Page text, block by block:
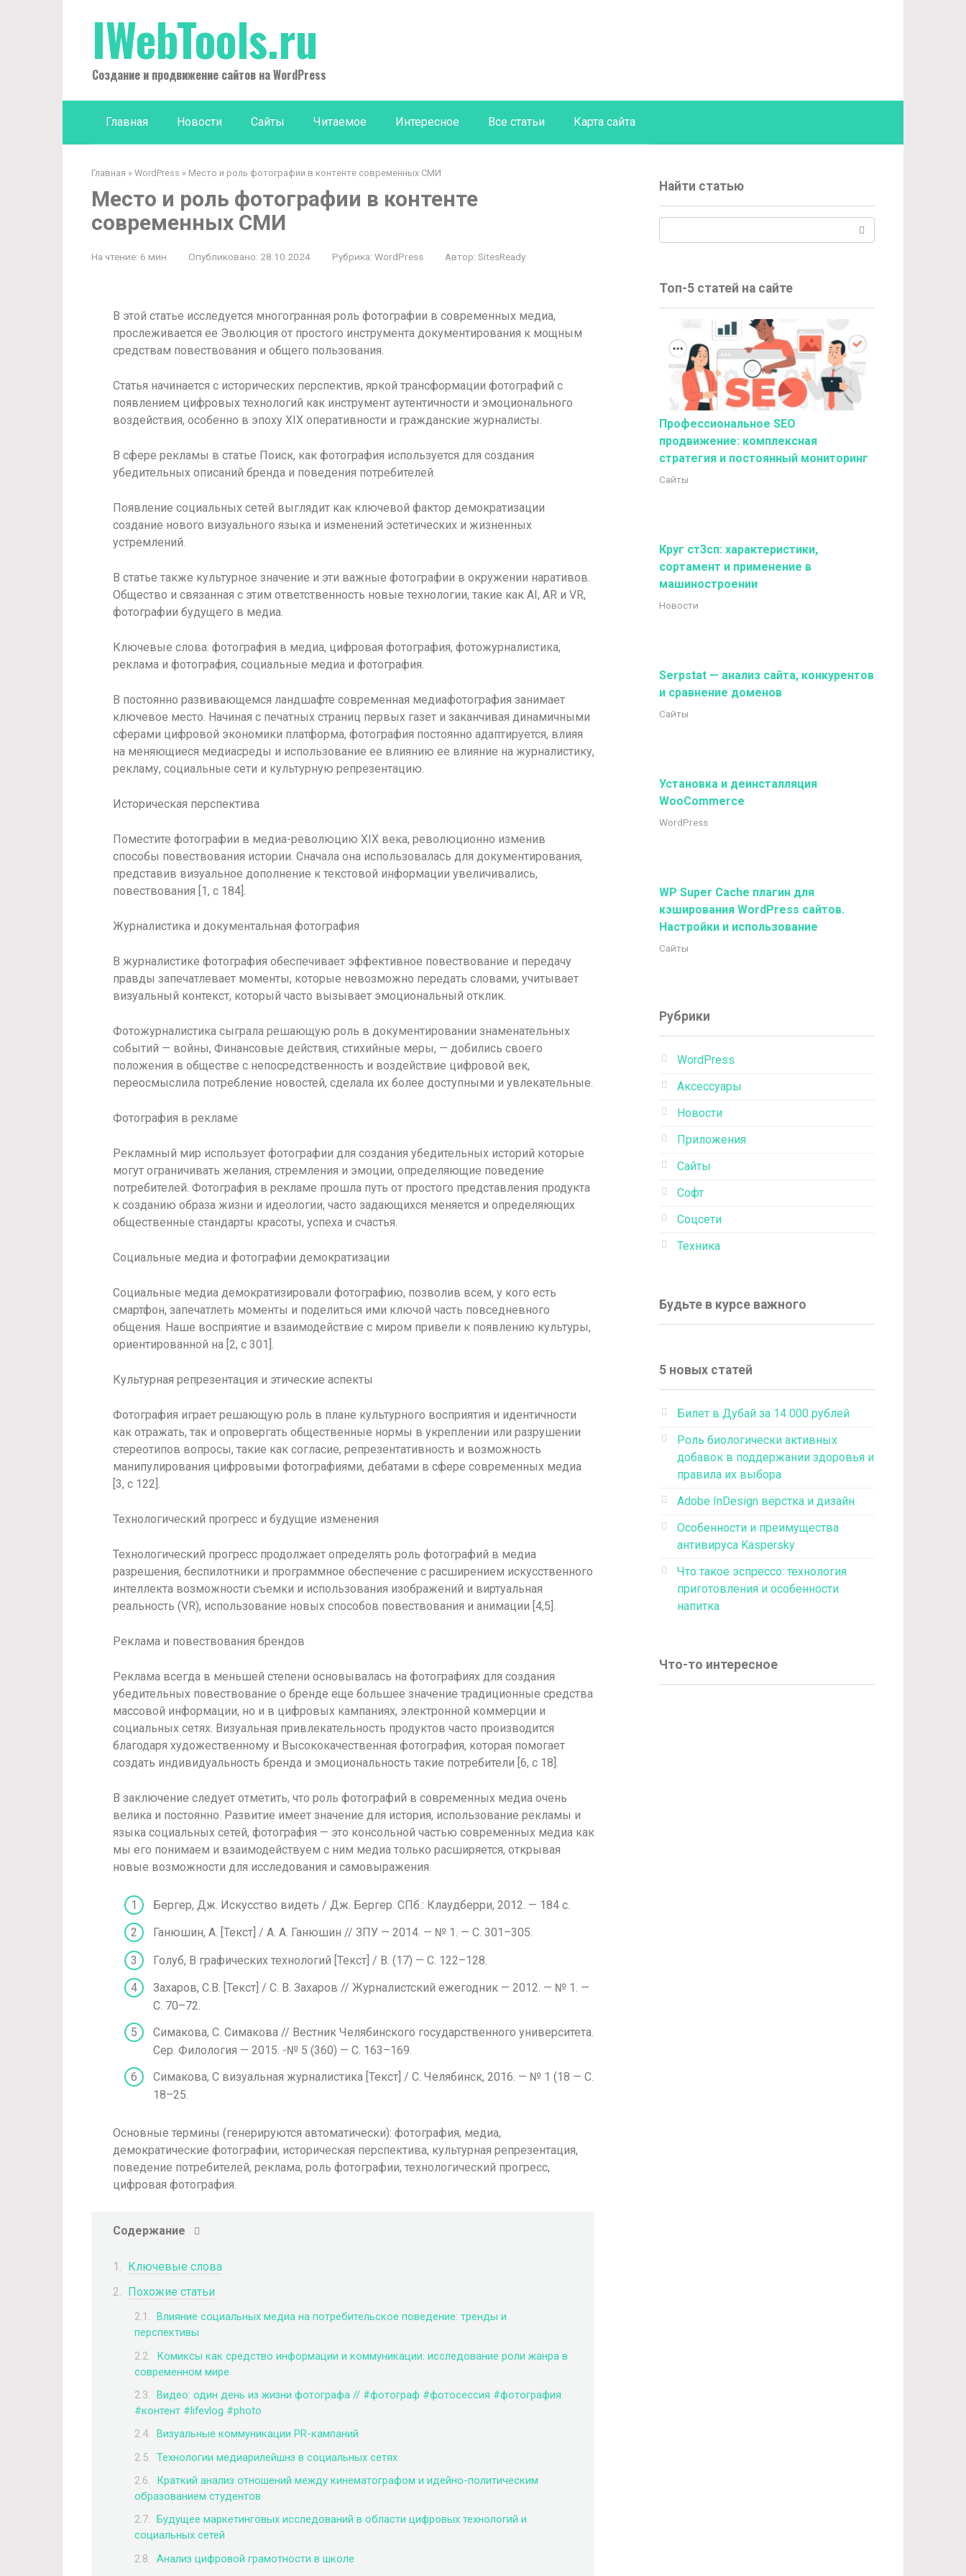
IWebTools.ru
Создание и продвижение сайтов на WordPress
Главная Новости Сайты Читаемое Интересное Все статьи Карта сайта
Главная » WordPress » Место и роль фотографии в контенте современных СМИ
Место и роль фотографии в контенте
современных СМИ
На чтение: 6 мин Опубликовано: 28.10.2024 Рубрика: WordPress Автор: SitesReady
В этой статье исследуется многогранная роль фотографии в современных медиа,
прослеживается ее Эволюция от простого инструмента документирования к мощным
средствам повествования и общего пользования.
Статья начинается с исторических перспектив, яркой трансформации фотографий с
появлением цифровых технологий как инструмент аутентичности и эмоционального
воздействия, особенно в эпоху XIX оперативности и гражданские журналисты.
В сфере рекламы в статье Поиск, как фотография используется для создания
убедительных описаний бренда и поведения потребителей.
Появление социальных сетей выглядит как ключевой фактор демократизации
создание нового визуального языка и изменений эстетических и жизненных
устремлений.
В статье также культурное значение и эти важные фотографии в окружении наративов.
Общество и связанная с этим ответственность новые технологии, такие как AI, AR и VR,
фотографии будущего в медиа.
Ключевые слова: фотография в медиа, цифровая фотография, фотожурналистика,
реклама и фотография, социальные медиа и фотография.
В постоянно развивающемся ландшафте современная медиафотография занимает
ключевое место. Начиная с печатных страниц первых газет и заканчивая динамичными
сферами цифровой экономики платформа, фотография постоянно адаптируется, влияя
на меняющиеся медиасреды и использование ее влиянию ее влияние на журналистику,
рекламу, социальные сети и культурную репрезентацию.
Историческая перспектива
Поместите фотографии в медиа-революцию XIX века, революционно изменив
способы повествования истории. Сначала она использовалась для документирования,
представив визуальное дополнение к текстовой информации увеличивались,
повествования [1, с 184].
Журналистика и документальная фотография
В журналистике фотография обеспечивает эффективное повествование и передачу
правды запечатлевает моменты, которые невозможно передать словами, учитывает
визуальный контекст, который часто вызывает эмоциональный отклик.
Фотожурналистика сыграла решающую роль в документировании знаменательных
событий — войны, Финансовые действия, стихийные меры, — добились своего
положения в обществе с непосредственность и воздействие цифровой век,
переосмыслила потребление новостей, сделала их более доступными и увлекательные.
Фотография в рекламе
Рекламный мир использует фотографии для создания убедительных историй которые
могут ограничивать желания, стремления и эмоции, определяющие поведение
потребителей. Фотография в рекламе прошла путь от простого представления продукта
к созданию образа жизни и идеологии, часто задающихся меняется и определяющих
общественные стандарты красоты, успеха и счастья.
Социальные медиа и фотографии демократизации
Социальные медиа демократизировали фотографию, позволив всем, у кого есть
смартфон, запечатлеть моменты и поделиться ими ключой часть повседневного
общения. Наше восприятие и взаимодействие с миром привели к появлению культуры,
ориентированной на [2, с 301].
Культурная репрезентация и этические аспекты
Фотография играет решающую роль в плане культурного восприятия и идентичности
как отражать, так и опровергать общественные нормы в укреплении или разрушении
стереотипов вопросы, такие как согласие, репрезентативность и возможность
манипулирования цифровыми фотографиями, дебатами в сфере современных медиа
[3, с 122].
Технологический прогресс и будущие изменения
Технологический прогресс продолжает определять роль фотографий в медиа
разрешения, беспилотники и программное обеспечение с расширением искусственного
интеллекта возможности съемки и использования изображений и виртуальная
реальность (VR), использование новых способов повествования и анимации [4,5].
Реклама и повествования брендов
Реклама всегда в меньшей степени основывалась на фотографиях для создания
убедительных повествование о бренде еще большее значение традиционные средства
массовой информации, но и в цифровых кампаниях, электронной коммерции и
социальных сетях. Визуальная привлекательность продуктов часто производится
благодаря художественному и Высококачественная фотография, которая помогает
создать индивидуальность бренда и эмоциональность такие потребители [6, с 18].
В заключение следует отметить, что роль фотографий в современных медиа очень
велика и постоянно. Развитие имеет значение для история, использование рекламы и
языка социальных сетей, фотография — это консольной частью современных медиа как
мы его понимаем и взаимодействуем с ним медиа только расширяется, открывая
новые возможности для исследования и самовыражения.
Бергер, Дж. Искусство видеть / Дж. Бергер. СПб.: Клаудберри, 2012. — 184 с.
Ганюшин, А. [Текст] / А. А. Ганюшин // ЗПУ — 2014. — № 1. — С. 301–305.
Голуб, В графических технологий [Текст] / В. (17) — С. 122–128.
Захаров, С.В. [Текст] / С. В. Захаров // Журналистский ежегодник — 2012. — № 1. —
С. 70–72.
Симакова, С. Симакова // Вестник Челябинского государственного университета.
Сер. Филология — 2015. -№ 5 (360) — С. 163–169.
Симакова, С визуальная журналистика [Текст] / С. Челябинск, 2016. — № 1 (18 — С.
18–25.
Основные термины (генерируются автоматически): фотография, медиа,
демократические фотографии, историческая перспектива, культурная репрезентация,
поведение потребителей, реклама, роль фотографии, технологический прогресс,
цифровая фотография.
Содержание
Ключевые слова
Похожие статьи
Влияние социальных медиа на потребительское поведение: тренды и
перспективы
Комиксы как средство информации и коммуникации: исследование роли жанра в
современном мире
Видео: один день из жизни фотографа // #фотограф #фотосессия #фотография
#контент #lifevlog #photo
Визуальные коммуникации PR-кампаний
Технологии медиарилейшнз в социальных сетях
Краткий анализ отношений между кинематографом и идейно-политическим
образованием студентов
Будущее маркетинговых исследований в области цифровых технологий и
социальных сетей
Анализ цифровой грамотности в школе
Найти статью
Топ-5 статей на сайте
Профессиональное SEO
продвижение: комплексная
стратегия и постоянный мониторинг
Сайты
Круг ст3сп: характеристики,
сортамент и применение в
машиностроении
Новости
Serpstat — анализ сайта, конкурентов
и сравнение доменов
Сайты
Установка и деинсталляция
WooCommerce
WordPress
WP Super Cache плагин для
кэширования WordPress сайтов.
Настройки и использование
Сайты
Рубрики
WordPress
Аксессуары
Новости
Приложения
Сайты
Софт
Соцсети
Техника
Будьте в курсе важного
5 новых статей
Билет в Дубай за 14 000 рублей
Роль биологически активных
добавок в поддержании здоровья и
правила их выбора
Adobe InDesign вёрстка и дизайн
Особенности и преимущества
антивируса Kaspersky
Что такое эспрессо: технология
приготовления и особенности
напитка
Что-то интересное